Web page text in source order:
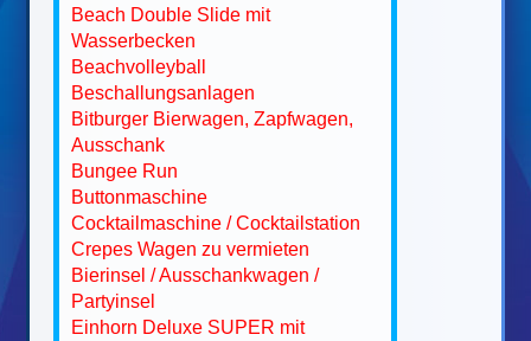
Beach Double Slide mit
Wasserbecken
Beachvolleyball
Beschallungsanlagen
Bitburger Bierwagen, Zapfwagen,
Ausschank
Bungee Run
Buttonmaschine
Cocktailmaschine / Cocktailstation
Crepes Wagen zu vermieten
Bierinsel / Ausschankwagen /
Partyinsel
Einhorn Deluxe SUPER mit